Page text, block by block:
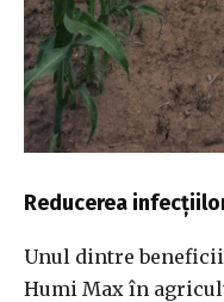
Reducerea
Unul dintre
Humi Max în